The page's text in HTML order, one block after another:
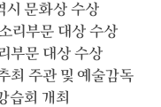
시 문화상 수상
리부문 대상 수상
부문 대상 수상
최 주관 및 예술감독
습회 개최